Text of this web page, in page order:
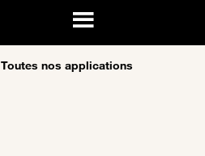
Toutes nos applications